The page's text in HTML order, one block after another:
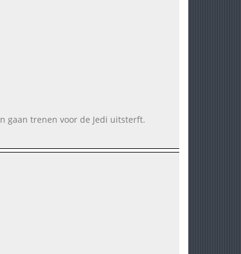
gaan trenen voor de Jedi uitsterft.